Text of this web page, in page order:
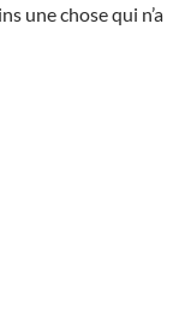
une chose qui n’a